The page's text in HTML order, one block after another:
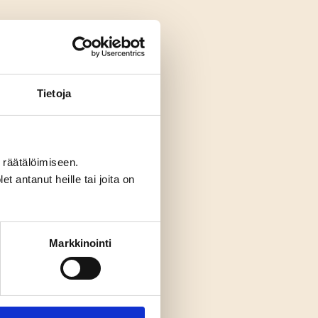
Tietoja
antanut heille tai joita on
Markkinointi